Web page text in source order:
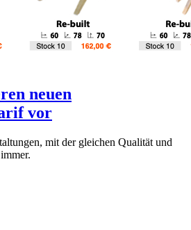
neuen
vor
mit der gleichen Qualität und